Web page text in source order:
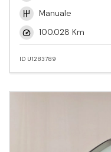
Manuale
100.028 Km
ID U1283789